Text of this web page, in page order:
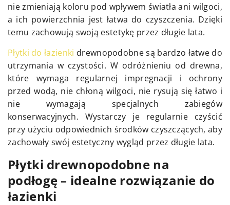
nie zmieniają koloru pod wpływem światła ani wilgoci,
a ich powierzchnia jest łatwa do czyszczenia. Dzięki
temu zachowują swoją estetykę przez długie lata.
Płytki do łazienki drewnopodobne są bardzo łatwe do
utrzymania w czystości. W odróżnieniu od drewna,
które wymaga regularnej impregnacji i ochrony
przed wodą, nie chłoną wilgoci, nie rysują się łatwo i
nie wymagają specjalnych zabiegów
konserwacyjnych. Wystarczy je regularnie czyścić
przy użyciu odpowiednich środków czyszczących, aby
zachowały swój estetyczny wygląd przez długie lata.
Płytki drewnopodobne na
podłogę – idealne rozwiązanie do
łazienki